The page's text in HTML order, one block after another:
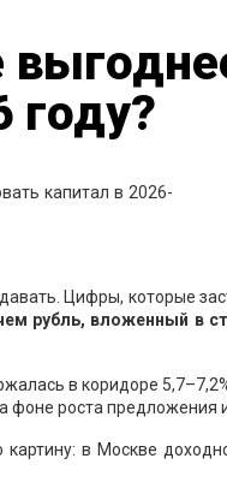
году?
Цифры, которые
рубль, вложенный в
в коридоре
фоне роста предложения
в Москве